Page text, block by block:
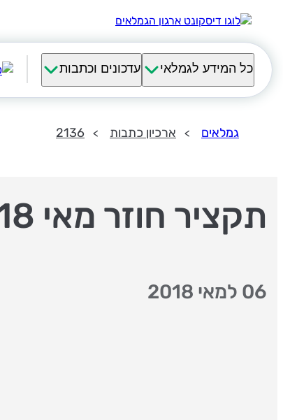
כל המידע לגמלאי עדכונים וכתבות
גמלאים ארכיון כתבות 2136
תקציר חוזר מאי 2018
06 למאי 2018